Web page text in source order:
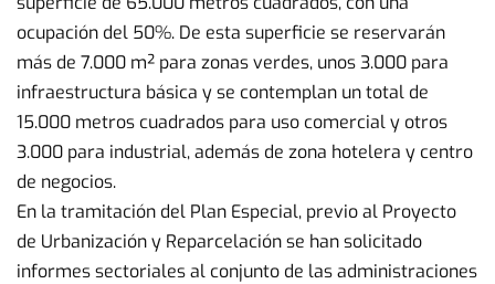
ocupación del 50%. De esta superficie se reservarán
más de 7.000 m² para zonas verdes, unos 3.000 para
infraestructura básica y se contemplan un total de
15.000 metros cuadrados para uso comercial y otros
3.000 para industrial, además de zona hotelera y centro
de negocios.
En la tramitación del Plan Especial, previo al Proyecto
de Urbanización y Reparcelación se han solicitado
informes sectoriales al conjunto de las administraciones